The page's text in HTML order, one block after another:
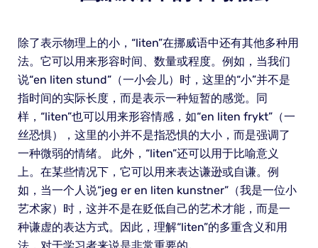
除了表示物理上的小，“liten”在挪威语中还有其他多种用
法。它可以用来形容时间、数量或程度。例如，当我们
说“en liten stund”（一小会儿）时，这里的“小”并不是
指时间的实际长度，而是表示一种短暂的感觉。同
样，“liten”也可以用来形容情感，如“en liten frykt”（一
丝恐惧），这里的小并不是指恐惧的大小，而是强调了
一种微弱的情绪。 此外，“liten”还可以用于比喻意义
上。在某些情况下，它可以用来表达谦逊或自谦。例
如，当一个人说“jeg er en liten kunstner”（我是一位小
艺术家）时，这并不是在贬低自己的艺术才能，而是一
种谦虚的表达方式。因此，理解“liten”的多重含义和用